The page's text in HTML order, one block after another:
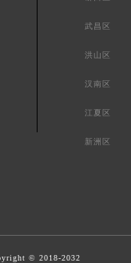
武昌区
洪山区
汉南区
江夏区
新洲区
© 2018-2032